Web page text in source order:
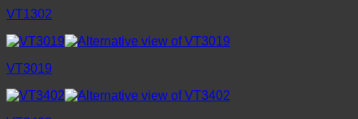
VT1302
VT3019